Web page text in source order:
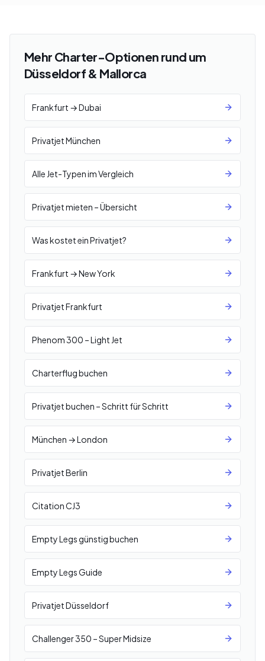
Mehr Charter-Optionen rund um
Düsseldorf & Mallorca
Frankfurt → Dubai
Privatjet München
Alle Jet-Typen im Vergleich
Privatjet mieten – Übersicht
Was kostet ein Privatjet?
Frankfurt → New York
Privatjet Frankfurt
Phenom 300 – Light Jet
Charterflug buchen
Privatjet buchen – Schritt für Schritt
München → London
Privatjet Berlin
Citation CJ3
Empty Legs günstig buchen
Empty Legs Guide
Privatjet Düsseldorf
Challenger 350 – Super Midsize